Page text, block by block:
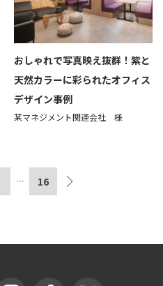
おしゃれで写真映え抜群！紫と
天然カラーに彩られたオフィス
デザイン事例
某マネジメント関連会社 様
… 16